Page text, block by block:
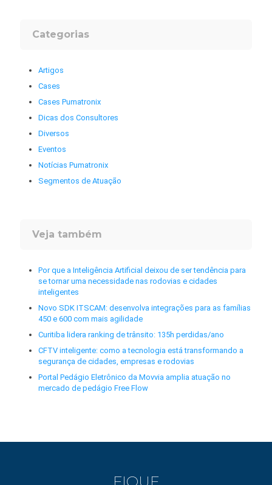
Categorias
Artigos
Cases
Cases Pumatronix
Dicas dos Consultores
Diversos
Eventos
Notícias Pumatronix
Segmentos de Atuação
Veja também
Por que a Inteligência Artificial deixou de ser tendência para
se tornar uma necessidade nas rodovias e cidades
inteligentes
Novo SDK ITSCAM: desenvolva integrações para as famílias
450 e 600 com mais agilidade
Curitiba lidera ranking de trânsito: 135h perdidas/ano
CFTV inteligente: como a tecnologia está transformando a
segurança de cidades, empresas e rodovias
Portal Pedágio Eletrônico da Movvia amplia atuação no
mercado de pedágio Free Flow